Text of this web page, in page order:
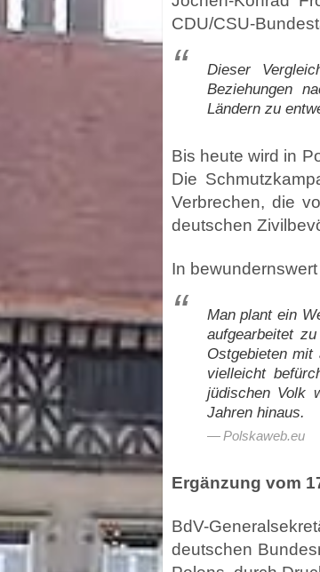
CDU/CSU-
Dieser
Beziehungen
Ländern zu
Bis heute wird in
Die
Verbrechen, die
deutschen
In
Man plant ein
aufgearbeitet
Ostgebieten
vielleicht
jüdischen Volk
Jahren hinaus.
Polskaweb.eu
Ergänzung vom
BdV-
deutschen